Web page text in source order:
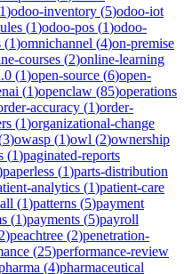
1)odoo-inventory (5)odoo-iot
(1)odoo-pos (1)odoo-
(1)omnichannel (4)on-premise
courses (2)online-learning
(1)open-source (6)open-
(1)openclaw (85)operations
accuracy (1)order-
(1)organizational-change
3)owasp (1)owl (2)ownership
(1)paginated-reports
paperless (1)parts-distribution
analytics (1)patient-care
(1)patterns (5)payment
(1)payments (5)payroll
2)peachtree (2)penetration-
(25)performance-review
(4)pharmaceutical